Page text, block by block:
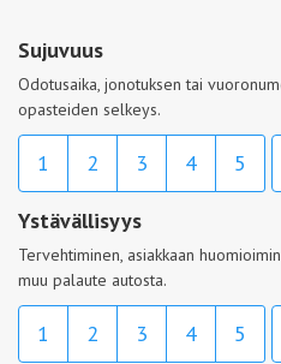
Sujuvuus
Odotusaika, jonotuksen tai
opasteiden selkeys.
1 2 3 4 5
Ystävällisyys
Tervehtiminen, asiakkaan
muu palaute autosta.
1 2 3 4 5